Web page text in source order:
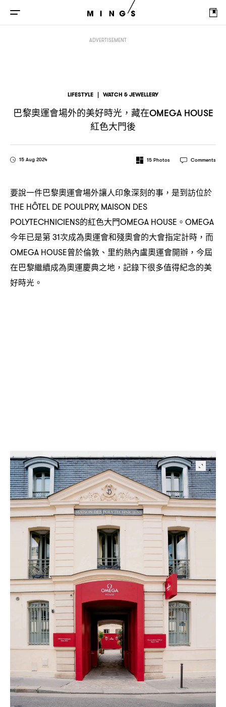
ADVERTISEMENT
LIFESTYLE | WATCH & JEWELLERY
巴黎奧運會場外的美好時光 ， 藏在OMEGA HOUSE
紅色大門後
15 Aug 2024 15 Photos Comments
要說一件巴黎奧運會場外讓人印象深刻的事 ， 是到訪位於
THE HÔTEL DE POULPRY, MAISON DES
POLYTECHNICIENS的紅色大門OMEGA HOUSE 。 OMEGA
今年已是第31次成為奧運會和殘奧會的大會指定計時 ， 而
OMEGA HOUSE曾於倫敦、里約熱內盧奧運會開辦 ， 今屆
在巴黎繼續成為奧運慶典之地 ， 記錄下很多值得紀念的美
好時光。
巴黎奧運會場外的美好時光 ， 藏在OMEGA HOUSE